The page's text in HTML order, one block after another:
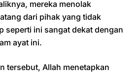
mereka menolak
dari pihak yang tidak
seperti ini sangat dekat dengan
ayat ini.
tersebut, Allah menetapkan